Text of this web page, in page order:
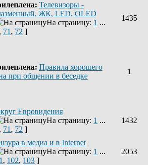
Телевизоры -
ЖК, LED, OLED
На страницу: 1 ...
, 71 , 72 ]
1435
Правила хорошего
при общении в беседке
1
Евровидения
На страницу: 1 ...
, 71 , 72 ]
1432
в медиа и в Internet
На страницу: 1 ...
, 102, 103 ]
2053